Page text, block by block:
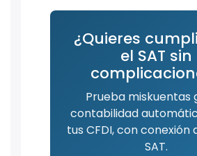
¿Quieres
el SAT sin
Prueba miskuentas
contabilidad
tus CFDI, con conexión
SAT.